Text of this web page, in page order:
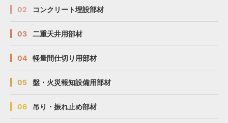
02 コンクリート埋設部材
03 二重天井用部材
04 軽量間仕切り用部材
05 盤・火災報知設備用部材
06 吊り・振れ止め部材